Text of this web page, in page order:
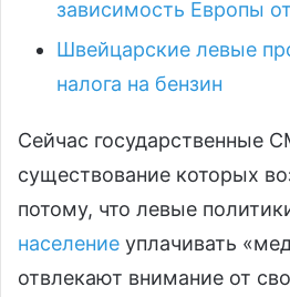
зависимость Европы
Швейцарские левые
налога на бензин
Сейчас государственные
существование которых
потому, что левые
население уплачивать
отвлекают внимание от